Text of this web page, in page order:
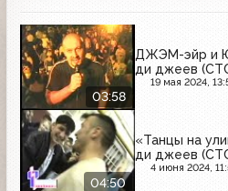
03:58
ДЖЭМ-эйр и
ди джеев
19 мая 2024,
04:50
«Танцы на
ди джеев
4 июня 2024,